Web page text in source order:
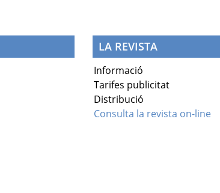
LA REVISTA
Informació
Tarifes publicitat
Distribució
Consulta la revista on-line